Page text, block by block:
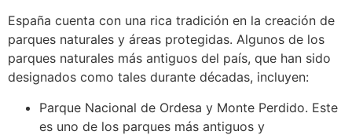
España cuenta con una rica tradición en la creación de
parques naturales y áreas protegidas. Algunos de los
parques naturales más antiguos del país, que han sido
designados como tales durante décadas, incluyen:
Parque Nacional de Ordesa y Monte Perdido. Este
es uno de los parques más antiguos y